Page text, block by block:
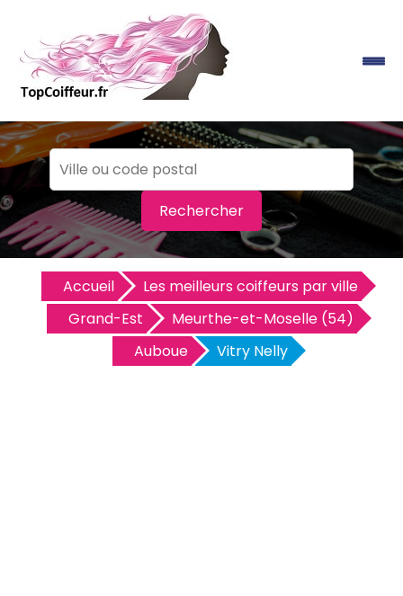
Rechercher
Accueil
Les meilleurs coiffeurs par ville
Grand-Est
Meurthe-et-Moselle (54)
Auboue
Vitry Nelly